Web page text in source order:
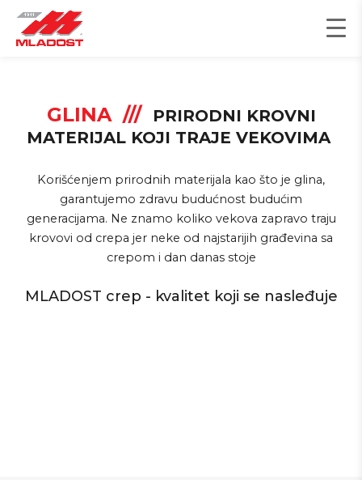
Пређи
садржај
GLINA ///
PRIRODNI KROVNI
MATERIJAL KOJI TRAJE VEKOVIMA
Korišćenjem prirodnih materijala kao što je glina,
garantujemo zdravu budućnost budućim
generacijama. Ne znamo koliko vekova zapravo traju
krovovi od crepa jer neke od najstarijih građevina sa
crepom i dan danas stoje
MLADOST crep - kvalitet koji se nasleđuje